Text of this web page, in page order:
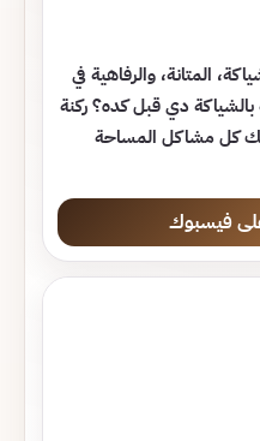
المتانة، والرفاهية في
دي قبل كده؟ ركنة
كل مشاكل المساحة
فيسبوك